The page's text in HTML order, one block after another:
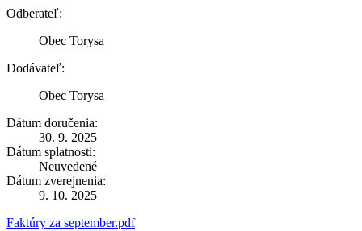
Odberateľ:
Obec Torysa
Dodávateľ:
Obec Torysa
Dátum doručenia:
30. 9. 2025
Dátum splatnosti:
Neuvedené
Dátum zverejnenia:
9. 10. 2025
Faktúry za september.pdf